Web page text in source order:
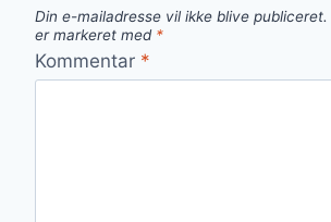
Din e-mailadresse vil ikke blive publiceret.
er markeret med *
Kommentar *